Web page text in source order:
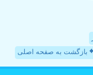
بازگشت به صفحه اصلی